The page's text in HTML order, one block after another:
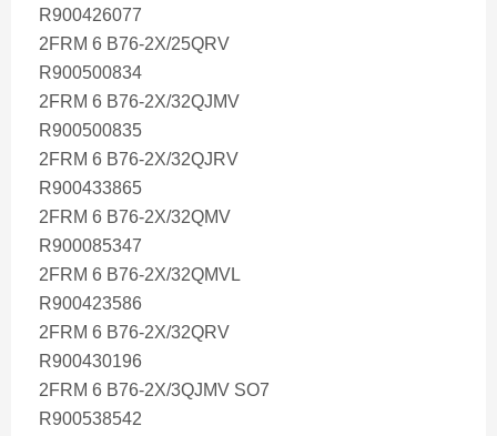
R900426077
2FRM 6 B76-2X/25QRV
R900500834
2FRM 6 B76-2X/32QJMV
R900500835
2FRM 6 B76-2X/32QJRV
R900433865
2FRM 6 B76-2X/32QMV
R900085347
2FRM 6 B76-2X/32QMVL
R900423586
2FRM 6 B76-2X/32QRV
R900430196
2FRM 6 B76-2X/3QJMV SO7
R900538542